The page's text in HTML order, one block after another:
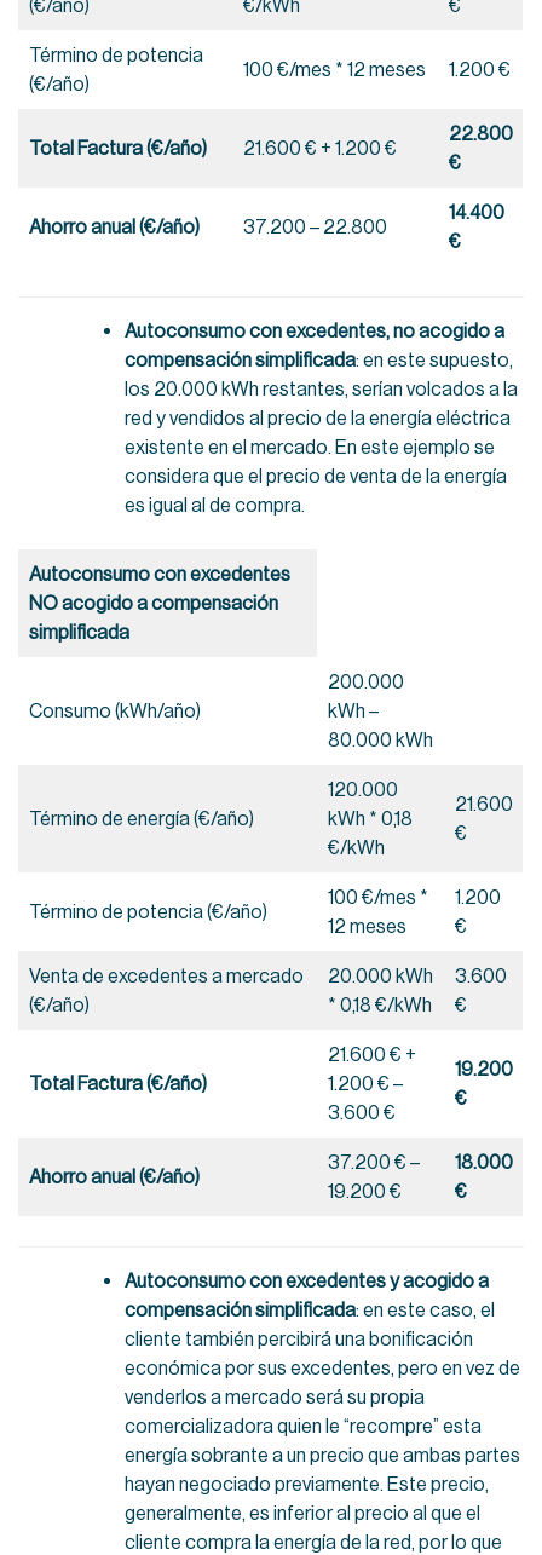
(€/año) €/kWh €
Término de potencia
(€/año)
100 €/mes * 12 meses 1.200 €
Total Factura (€/año) 21.600 € + 1.200 €
22.800
€
Ahorro anual (€/año) 37.200 – 22.800
14.400
€
Autoconsumo con excedentes, no acogido a
compensación simplificada: en este supuesto,
los 20.000 kWh restantes, serían volcados a la
red y vendidos al precio de la energía eléctrica
existente en el mercado. En este ejemplo se
considera que el precio de venta de la energía
es igual al de compra.
Autoconsumo con excedentes
NO acogido a compensación
simplificada
Consumo (kWh/año)
200.000
kWh –
80.000 kWh
Término de energía (€/año)
120.000
kWh * 0,18
€/kWh
21.600
€
Término de potencia (€/año)
100 €/mes *
12 meses
1.200
€
Venta de excedentes a mercado
(€/año)
20.000 kWh
* 0,18 €/kWh
3.600
€
Total Factura (€/año)
21.600 € +
1.200 € –
3.600 €
19.200
€
Ahorro anual (€/año)
37.200 € –
19.200 €
18.000
€
Autoconsumo con excedentes y acogido a
compensación simplificada: en este caso, el
cliente también percibirá una bonificación
económica por sus excedentes, pero en vez de
venderlos a mercado será su propia
comercializadora quien le “recompre” esta
energía sobrante a un precio que ambas partes
hayan negociado previamente. Este precio,
generalmente, es inferior al precio al que el
cliente compra la energía de la red, por lo que